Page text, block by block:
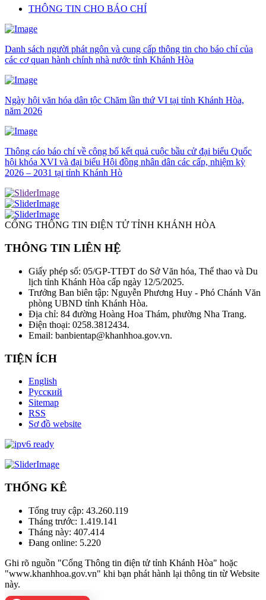
THÔNG TIN CHO BÁO CHÍ
Danh sách người phát ngôn và cung cấp thông tin cho báo chí của
các cơ quan hành chính nhà nước tỉnh Khánh Hòa
Ngày hội văn hóa dân tộc Chăm lần thứ VI tại tỉnh Khánh Hòa,
năm 2026
Thông cáo báo chí về công bố kết quả cuộc bầu cử đại biểu Quốc
hội khóa XVI và đại biểu Hội đồng nhân dân các cấp, nhiệm kỳ
2026 – 2031 tại tỉnh Khánh Hò
CỔNG THÔNG TIN ĐIỆN TỬ TỈNH KHÁNH HÒA
THÔNG TIN LIÊN HỆ
Giấy phép số: 05/GP-TTĐT do Sở Văn hóa, Thể thao và Du
lịch tỉnh Khánh Hòa cấp ngày 12/5/2025.
Trưởng Ban biên tập: Nguyễn Phương Huy - Phó Chánh Văn
phòng UBND tỉnh Khánh Hòa.
Địa chỉ: 84 đường Hoàng Hoa Thám, phường Nha Trang.
Điện thoại: 0258.3812434.
Email: banbientap@khanhhoa.gov.vn.
TIỆN ÍCH
English
Русский
Sitemap
RSS
Sơ đồ website
THỐNG KÊ
Tổng truy cập: 43.260.119
Tháng trước: 1.419.141
Tháng này: 407.414
Đang online: 5.220
Ghi rõ nguồn "Cổng Thông tin điện tử tỉnh Khánh Hòa" hoặc
"www.khanhhoa.gov.vn" khi bạn phát hành lại thông tin từ Website
này.